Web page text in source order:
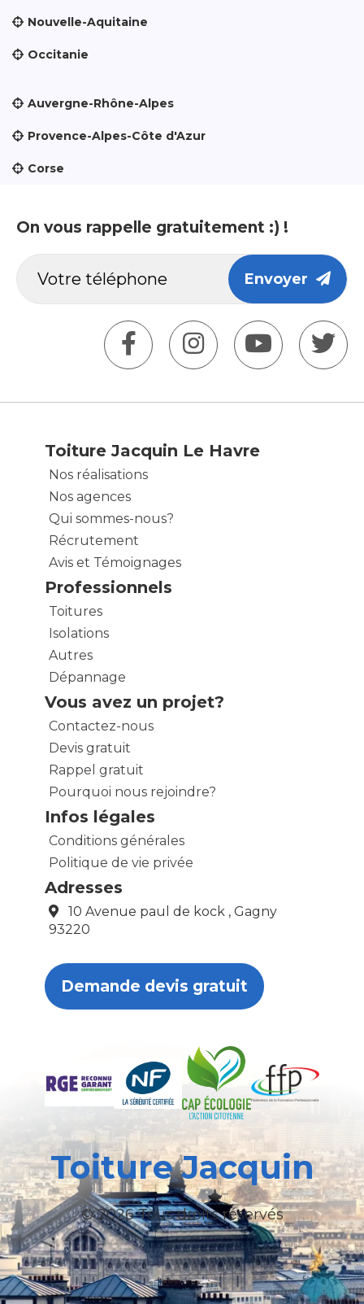
Nouvelle-Aquitaine
Occitanie
Auvergne-Rhône-Alpes
Provence-Alpes-Côte d'Azur
Corse
On vous rappelle gratuitement :) !
Envoyer
Toiture Jacquin Le Havre
Nos réalisations
Nos agences
Qui sommes-nous?
Récrutement
Avis et Témoignages
Professionnels
Toitures
Isolations
Autres
Dépannage
Vous avez un projet?
Contactez-nous
Devis gratuit
Rappel gratuit
Pourquoi nous rejoindre?
Infos légales
Conditions générales
Politique de vie privée
Adresses
10 Avenue paul de kock , Gagny
93220
Demande devis gratuit
Toiture Jacquin
© 2026 Tous droits réservés